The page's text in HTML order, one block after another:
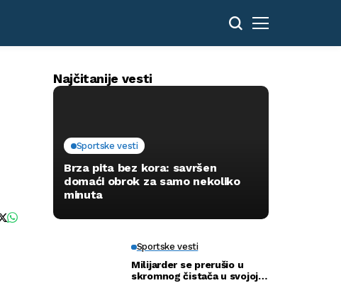
Najčitanije vesti
Sportske vesti
Brza pita bez kora: savršen
domaći obrok za samo nekoliko
minuta
Sportske vesti
Milijarder se prerušio u
skromnog čistača u svojoj